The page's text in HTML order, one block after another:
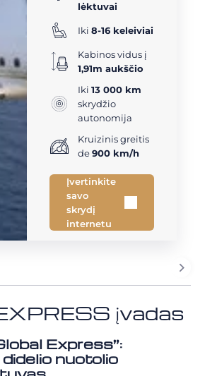
lėktuvai
Iki 8-16 keleiviai
Kabinos vidus į
1,91m aukščio
Iki 13 000 km
skrydžio
autonomija
Kruizinis greitis
de900 km/h
Įvertinkite
savo
skrydį
internetu
įvadas
Express”:
nuotolio